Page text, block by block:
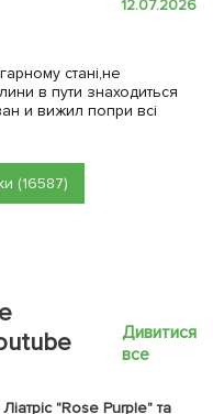
12.07.2026
стані,не
в пути знаходиться
и вижил попри всі
(16587)
Дивитися
все
"Rose Purple" та